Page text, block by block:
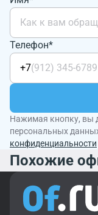
Телефон*
+7
Нажимая кнопку, вы
персональных
конфиденциальности
Похожие